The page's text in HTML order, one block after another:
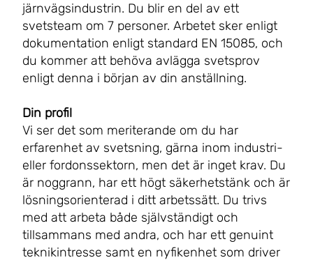
järnvägsindustrin. Du blir en del av ett
svetsteam om 7 personer. Arbetet sker enligt
dokumentation enligt standard EN 15085, och
du kommer att behöva avlägga svetsprov
enligt denna i början av din anställning.
Din profil
Vi ser det som meriterande om du har
erfarenhet av svetsning, gärna inom industri-
eller fordonssektorn, men det är inget krav. Du
är noggrann, har ett högt säkerhetstänk och är
lösningsorienterad i ditt arbetssätt. Du trivs
med att arbeta både självständigt och
tillsammans med andra, och har ett genuint
teknikintresse samt en nyfikenhet som driver